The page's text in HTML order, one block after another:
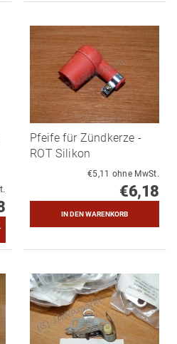
Pfeife für Zündkerze -
ROT Silikon
€5,11 ohne MwSt.
€6,18